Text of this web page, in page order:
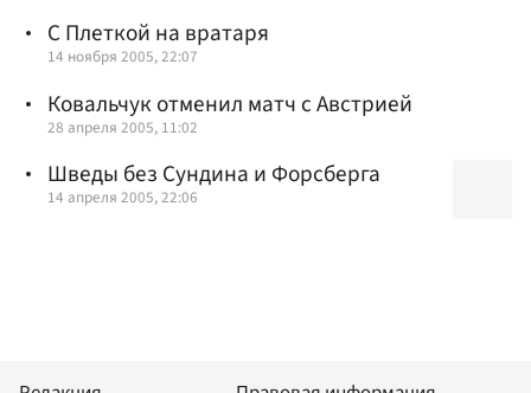
С Плеткой на вратаря
14 ноября 2005, 22:07
Ковальчук отменил матч с Австрией
28 апреля 2005, 11:02
Шведы без Сундина и Форсберга
14 апреля 2005, 22:06